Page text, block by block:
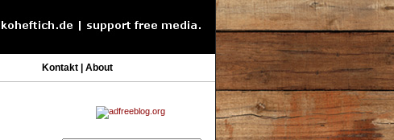
Kontakt | About